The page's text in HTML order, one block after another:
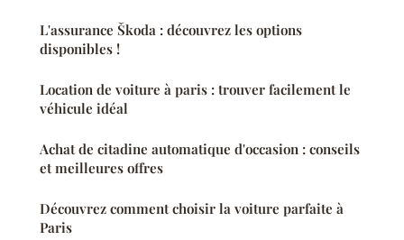
L'assurance Škoda : découvrez les options
disponibles !
Location de voiture à paris : trouver facilement le
véhicule idéal
Achat de citadine automatique d'occasion : conseils
et meilleures offres
Découvrez comment choisir la voiture parfaite à
Paris